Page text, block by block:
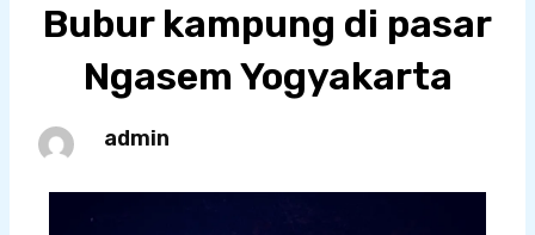
Bubur kampung di pasar
Ngasem Yogyakarta
admin